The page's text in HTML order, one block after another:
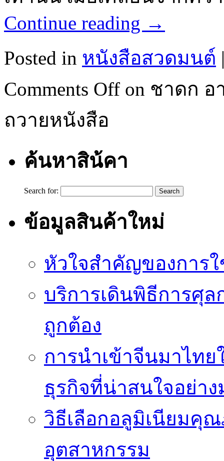
Continue reading →
Posted in หนังสือสวดมนต์
Comments Off on ชาดก
ถวายหนังสือ
ค้นหาสิน้คา
Search for:
ข้อมูลสินค้าใหม่
หัวใจสำคัญของการ
บริการเดินพิธีการศุล
ถูกต้อง
การนำเข้าจีนมาไท
ธุรกิจที่น่าสนใจอย่าง
วิธีเลือกอลูมิเนียมคุ
อุตสาหกรรม